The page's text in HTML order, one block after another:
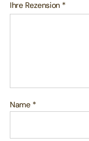
Ihre Rezension *
Name *